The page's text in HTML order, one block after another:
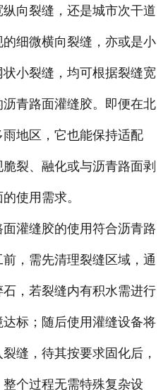
向裂缝，还是城市次干道
细微横向裂缝，亦或是小
小裂缝，均可根据裂缝宽
青路面灌缝胶。即便在北
地区，它也能保持适配
裂、融化或与沥青路面剥
使用需求。
灌缝胶的使用符合沥青路
，需先清理裂缝区域，通
，若裂缝内有积水需进行
标；随后使用灌缝设备将
缝，待其按要求固化后，
个过程无需特殊复杂设